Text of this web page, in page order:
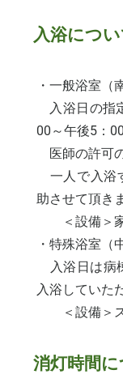
入浴につい
・一般浴室（
入浴日の指
00～午後5：00
医師の許可
一人で入浴
助させて頂き
＜設備＞家
・特殊浴室（
入浴日は病
入浴していた
＜設備＞ス
消灯時間に